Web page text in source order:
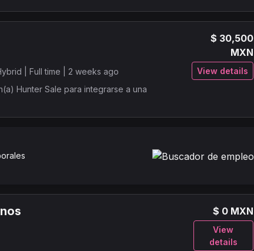
| Full time | 2 weeks ago
Hunter Sale para integrarse a una
$ 30,500
MXN
View details
$ 0 MXN
View
details